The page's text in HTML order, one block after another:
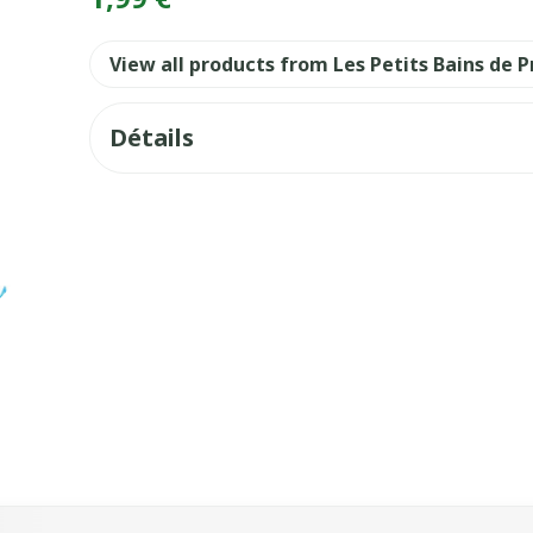
View all products from Les Petits Bains de
Détails